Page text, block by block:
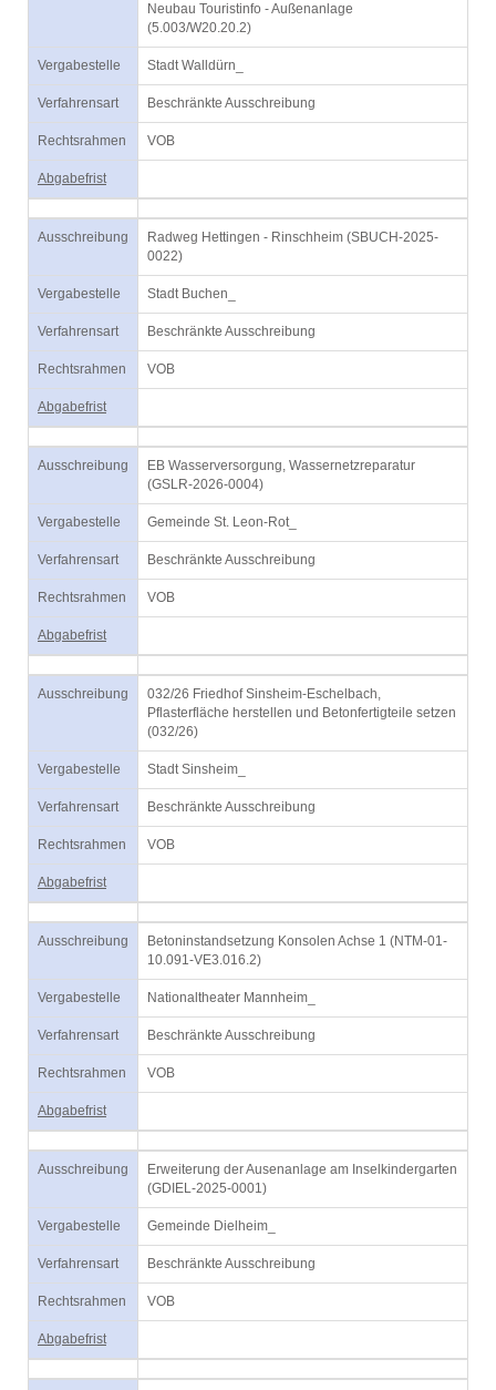
Neubau Touristinfo - Außenanlage
(5.003/W20.20.2)
Vergabestelle Stadt Walldürn_
Verfahrensart Beschränkte Ausschreibung
Rechtsrahmen VOB
Abgabefrist
Ausschreibung
Radweg Hettingen - Rinschheim (SBUCH-2025-
0022)
Vergabestelle Stadt Buchen_
Verfahrensart Beschränkte Ausschreibung
Rechtsrahmen VOB
Abgabefrist
Ausschreibung
EB Wasserversorgung, Wassernetzreparatur
(GSLR-2026-0004)
Vergabestelle Gemeinde St. Leon-Rot_
Verfahrensart Beschränkte Ausschreibung
Rechtsrahmen VOB
Abgabefrist
Ausschreibung
032/26 Friedhof Sinsheim-Eschelbach,
Pflasterfläche herstellen und Betonfertigteile setzen
(032/26)
Vergabestelle Stadt Sinsheim_
Verfahrensart Beschränkte Ausschreibung
Rechtsrahmen VOB
Abgabefrist
Ausschreibung
Betoninstandsetzung Konsolen Achse 1 (NTM-01-
10.091-VE3.016.2)
Vergabestelle Nationaltheater Mannheim_
Verfahrensart Beschränkte Ausschreibung
Rechtsrahmen VOB
Abgabefrist
Ausschreibung
Erweiterung der Ausenanlage am Inselkindergarten
(GDIEL-2025-0001)
Vergabestelle Gemeinde Dielheim_
Verfahrensart Beschränkte Ausschreibung
Rechtsrahmen VOB
Abgabefrist